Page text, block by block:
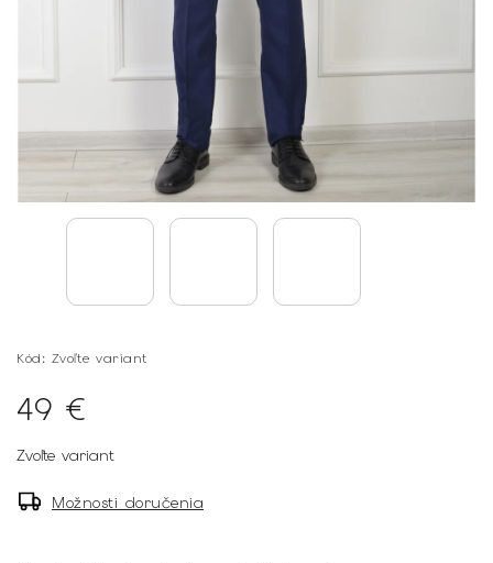
Kód: Zvoľte variant
49 €
Zvoľte variant
Možnosti doručenia